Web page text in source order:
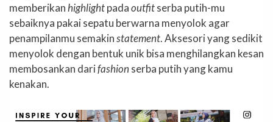
memberikanhighlightpadaoutfitserba putih-mu
sebaiknya pakai sepatu berwarna menyolok agar
penampilanmu semakinstatement. Aksesori yang sedikit
menyolok dengan bentuk unik bisa menghilangkan kesan
membosankan darifashion serba putih yang kamu
kenakan.